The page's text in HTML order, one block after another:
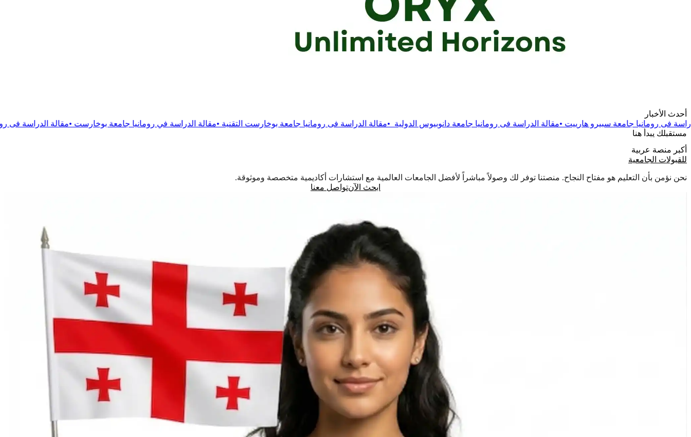
أحدث الأخبار
سبيرو هارييت •مقالة الدراسة فى رومانيا جامعة دانوبيوس الدولية •مقالة الدراسة فى رومانيا جامعة بوخارست التقنية • مقالة الدراسة في رومانيا جامعة بوخارست • مقالة الدراسة فى رومانيا جامعة
مستقبلك يبدأ هنا
أكبر منصة عربية
للقبولات الجامعية
نحن نؤمن بأن التعليم هو مفتاح النجاح. منصتنا توفر لك وصولاً مباشراً لأفضل الجامعات العالمية مع استشارات أكاديمية متخصصة وموثوقة.
ابحث الآنتواصل معنا